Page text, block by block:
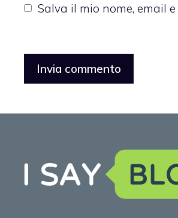
Salva il mio nome, email